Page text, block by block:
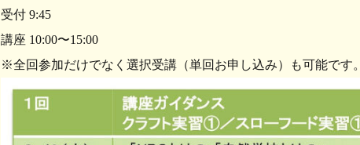
受付 9:45
講座 10:00〜15:00
※全回参加だけでなく選択受講（単回お申し込み）も可能です。